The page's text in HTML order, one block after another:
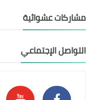
مشاركات عشوائية
التواصل الإجتماعي